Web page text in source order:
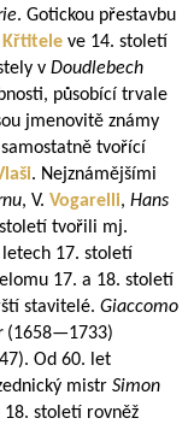
. Gotickou přestavbu
Křtitele ve 14. století
v Doudlebech
působící trvale
jmenovitě známy
tvořící
. Nejznámějšími
, V. Vogarelli, Hans
tvořili mj.
17. století
17. a 18. století
stavitelé. Giaccomo
(1658—1733)
). Od 60. let
mistr Simon
století rovněž